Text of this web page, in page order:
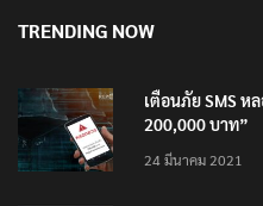
TRENDING NOW
เตือนภัย SMS ห
200,000 บาท”
24 มีนาคม 2021